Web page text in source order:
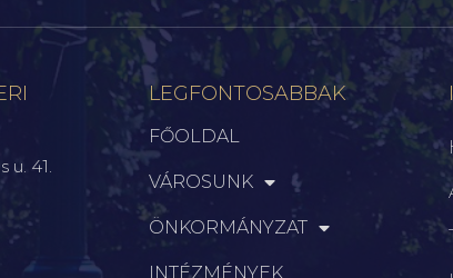
u. 41.
LEGFONTOSABBAK
FŐOLDAL
VÁROSUNK
ÖNKORMÁNYZAT
INTÉZMÉNYEK